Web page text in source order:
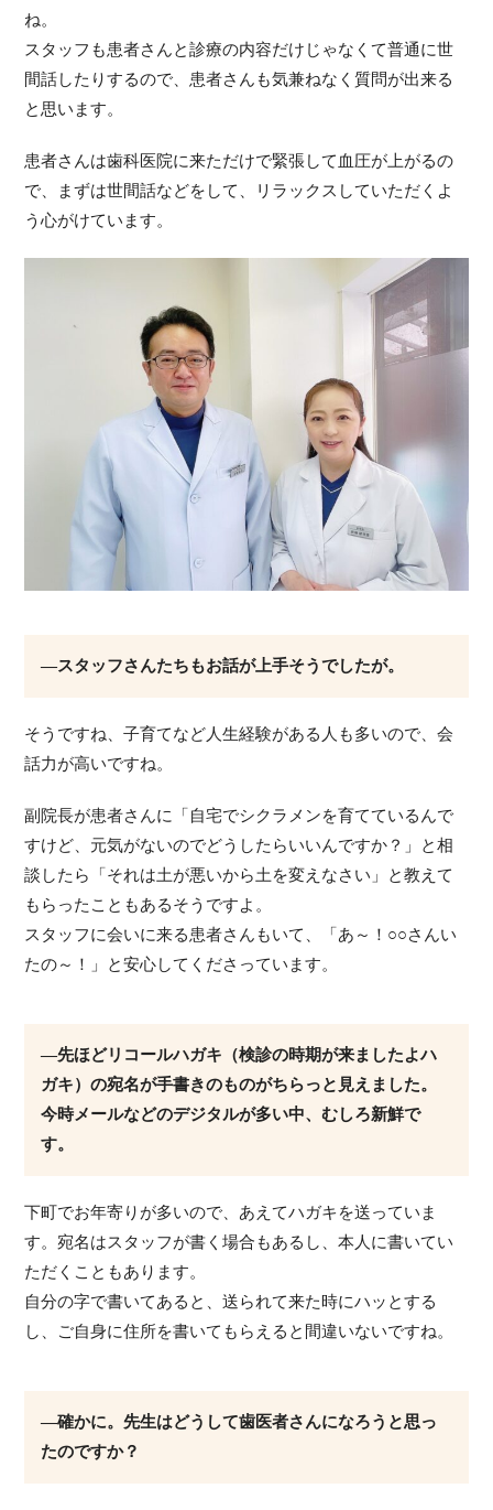
ね。
スタッフも患者さんと診療の内容だけじゃなくて普通に世
間話したりするので、患者さんも気兼ねなく質問が出来る
と思います。
患者さんは歯科医院に来ただけで緊張して血圧が上がるの
で、まずは世間話などをして、リラックスしていただくよ
う心がけています。
―スタッフさんたちもお話が上手そうでしたが。
そうですね、子育てなど人生経験がある人も多いので、会
話力が高いですね。
副院長が患者さんに「自宅でシクラメンを育てているんで
すけど、元気がないのでどうしたらいいんですか？」と相
談したら「それは土が悪いから土を変えなさい」と教えて
もらったこともあるそうですよ。
スタッフに会いに来る患者さんもいて、「あ～！○○さんい
たの～！」と安心してくださっています。
―先ほどリコールハガキ（検診の時期が来ましたよハ
ガキ）の宛名が手書きのものがちらっと見えました。
今時メールなどのデジタルが多い中、むしろ新鮮で
す。
下町でお年寄りが多いので、あえてハガキを送っていま
す。宛名はスタッフが書く場合もあるし、本人に書いてい
ただくこともあります。
自分の字で書いてあると、送られて来た時にハッとする
し、ご自身に住所を書いてもらえると間違いないですね。
―確かに。先生はどうして歯医者さんになろうと思っ
たのですか？